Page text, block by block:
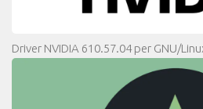
Driver NVIDIA 610.57.04 per GNU/